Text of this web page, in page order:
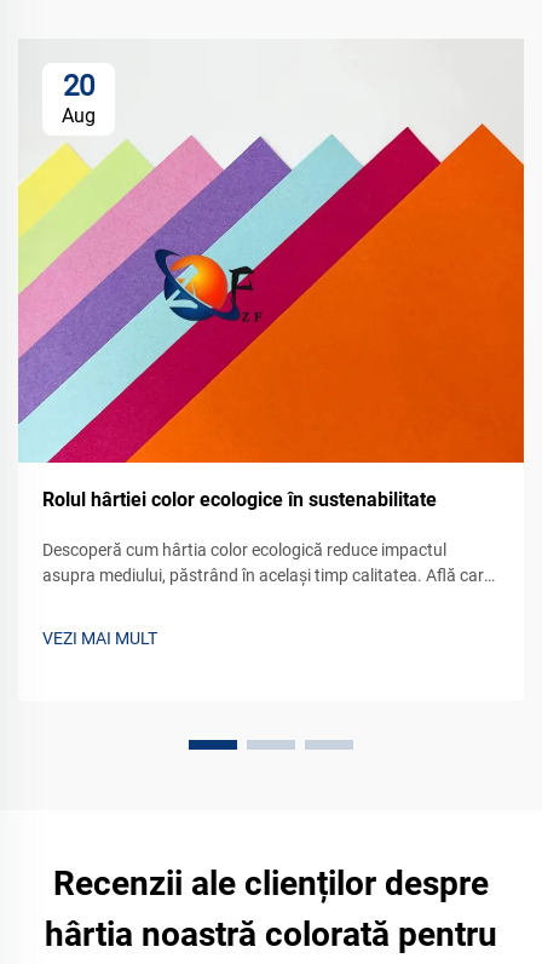
20
Aug
Rolul hârtiei color ecologice în sustenabilitate
Descoperă cum hârtia color ecologică reduce impactul
asupra mediului, păstrând în același timp calitatea. Află care
VEZI MAI MULT
Recenzii ale clienților despre
hârtia noastră colorată pentru